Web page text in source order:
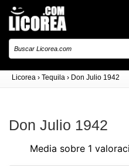
Licorea › Tequila › Don Julio 1942
Don Julio 1942
Media sobre 1